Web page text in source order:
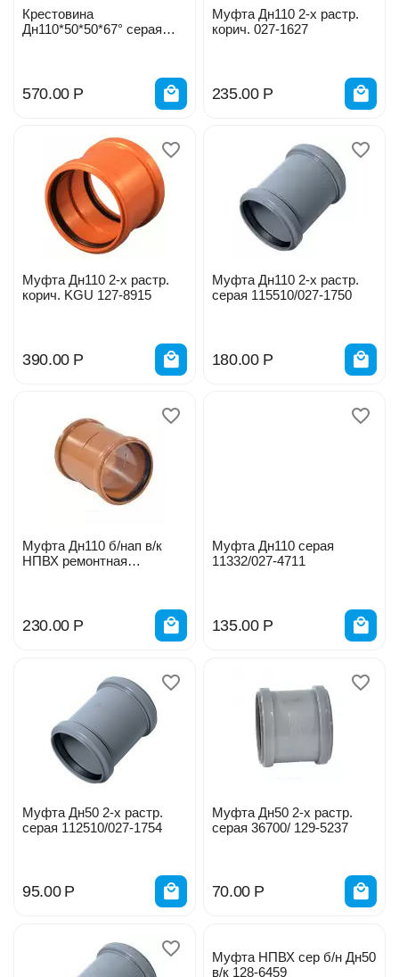
Крестовина
Дн110*50*50*67° серая
570.00 Р
Муфта Дн110 2-х растр.
корич. 027-1627
235.00 Р
Муфта Дн110 2-х растр.
корич. KGU 127-8915
390.00 Р
Муфта Дн110 2-х растр.
серая 115510/027-1750
180.00 Р
Муфта Дн110 б/нап в/к
НПВХ ремонтная
230.00 Р
Муфта Дн110 серая
11332/027-4711
135.00 Р
Муфта Дн50 2-х растр.
серая 112510/027-1754
95.00 Р
Муфта Дн50 2-х растр.
серая 36700/ 129-5237
70.00 Р
Муфта НПВХ сер б/н Дн50
в/к 128-6459